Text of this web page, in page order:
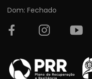
Dom: Fechado